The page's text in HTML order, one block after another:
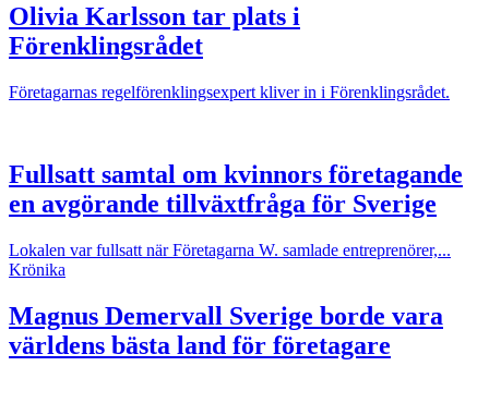
Olivia Karlsson tar plats i
Förenklingsrådet
Företagarnas regelförenklingsexpert kliver in i Förenklingsrådet.
Fullsatt samtal om kvinnors företagande
en avgörande tillväxtfråga för Sverige
Lokalen var fullsatt när Företagarna W. samlade entreprenörer,...
Krönika
Magnus Demervall Sverige borde vara
världens bästa land för företagare